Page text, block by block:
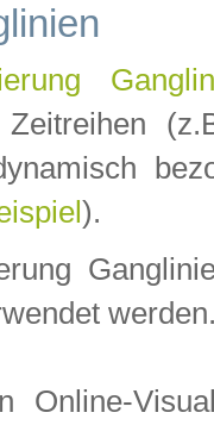
Zeitreihen
).
Online-